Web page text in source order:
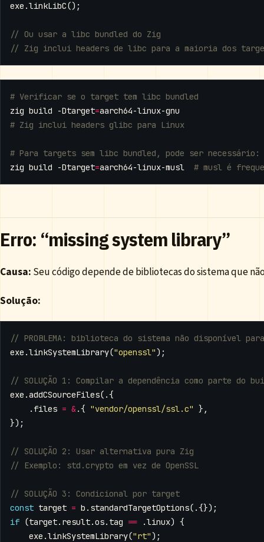
exe .linkLibC();
# Verificar se o target tem libc bundled
zig build -Dtarget=
# Zig inclui headers glibc para Linux
# Para targets sem libc bundled, pode ser necessário:
zig build -Dtarget=aarch64-linux-musl # musl é
Erro: “missing system library”
Causa: Seu código depende de bibliotecas do sistema que
Solução:
exe .linkSystemLibrary("openssl");
exe .addCSourceFiles(.{
. files = &.{ "vendor/openssl/ssl.c" },
});
const target = b . standardTargetOptions(.{});
if (target. result.os. tag == .linux) {
exe .linkSystemLibrary("rt");